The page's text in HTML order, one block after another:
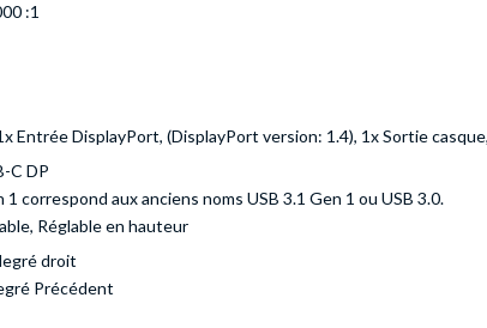
:1
Entrée DisplayPort, (DisplayPort version: 1.4), 1x Sortie
C DP
1 correspond aux anciens noms USB 3.1 Gen 1 ou USB 3.0.
Réglable en hauteur
droit
Précédent